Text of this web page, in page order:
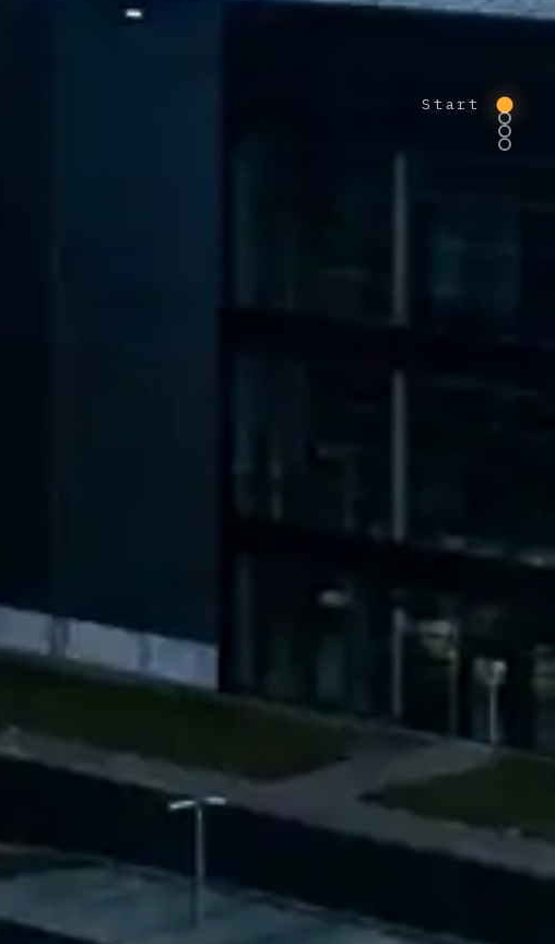
Start